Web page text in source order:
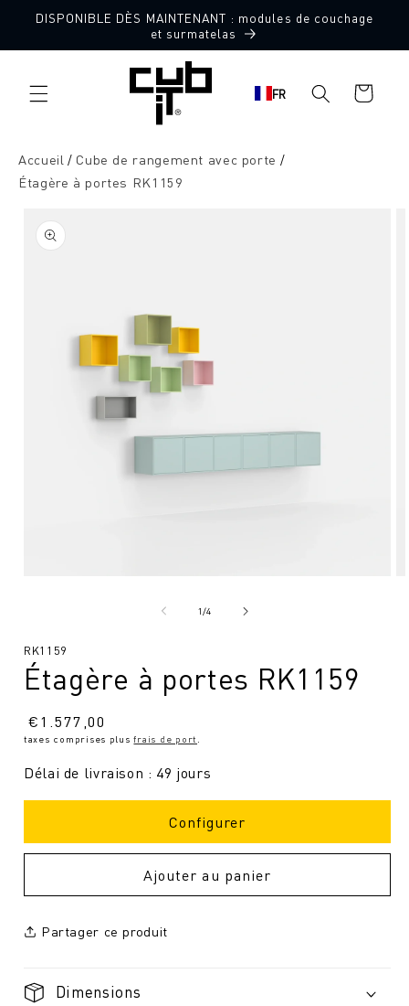
directement
DISPONIBLE DÈS MAINTENANT : modules de couchage
et surmatelas
FR
Panier
d'achat
Accueil
Cube de rangement avec porte
Étagère à portes RK1159
sur le
produit
modal
1/de4
SKU
RK1159
Étagère à portes RK1159
Prix
normal
€1.577,00
taxes comprises plusfrais de port
Délai de livraison : 49 jours
Configurer
Ajouter au panier
Partager ce produit
Dimensions